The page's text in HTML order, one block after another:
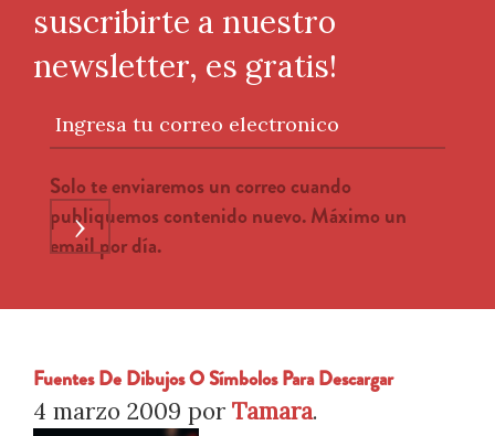
suscribirte a nuestro
newsletter, es gratis!
Ingresa tu correo electronico
Solo te enviaremos un correo cuando
publiquemos contenido nuevo. Máximo un
email por día.
›
Fuentes De Dibujos O Símbolos Para Descargar
4 marzo 2009 por Tamara.